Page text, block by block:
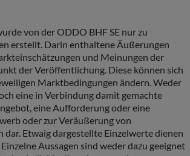
von der ODDO BHF SE nur zu
erstellt. Darin enthaltene Äußerungen
und Meinungen der
der Veröffentlichung. Diese können sich
Marktbedingungen ändern. Weder
eine in Verbindung damit gemachte
eine Aufforderung oder eine
oder zur Veräußerung von
dar. Etwaig dargestellte Einzelwerte dienen
Aussagen sind weder dazu geeignet